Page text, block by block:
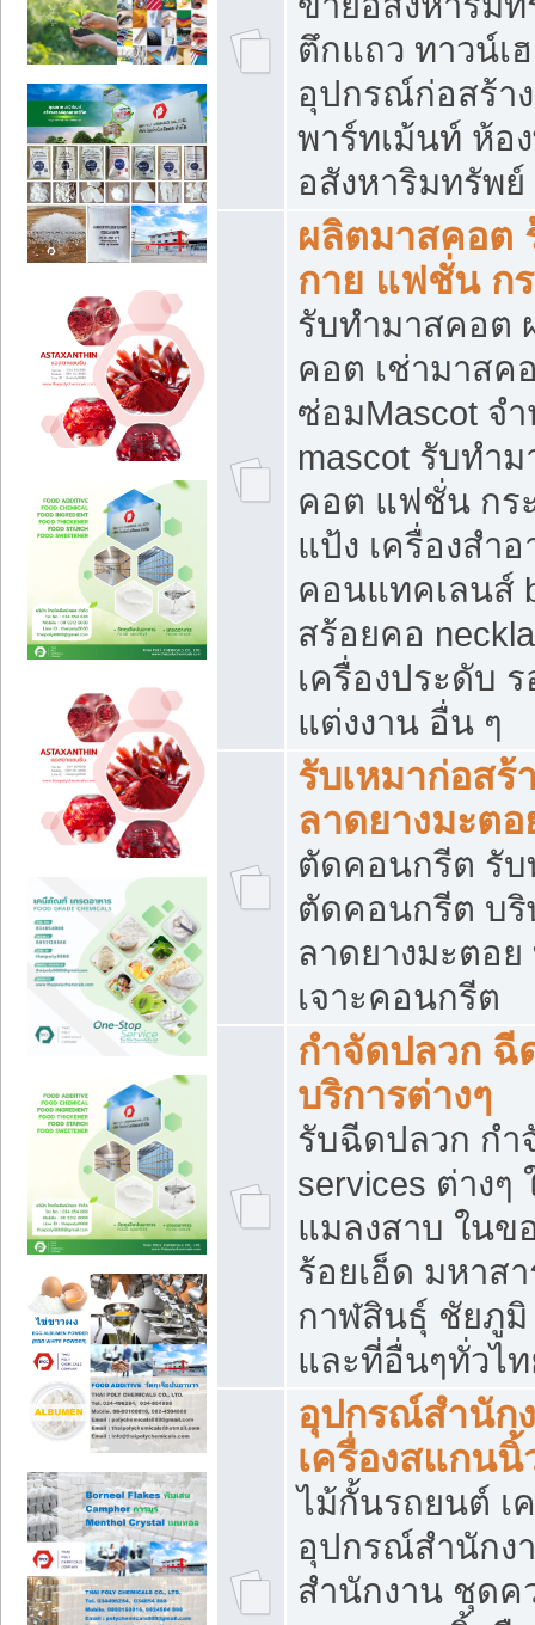
ตึกแถว ทาวน์เ
อุปกรณ์ก่อสร้า
พาร์ทเม้นท์ ห้อ
อสังหาริมทรัพ
ผลิตมาสคอต
กาย แฟชั่น กร
รับทำมาสคอต
คอต เช่ามาสค
ซ่อมMascot จ
mascot รับทำ
คอต แฟชั่น กระ
แป้ง เครื่องสำ
คอนแทคเลนส์
สร้อยคอ
เครื่องประดับ ร
แต่งงาน อื่น ๆ
รับเหมาก่อส
ลาดยางมะต
ตัดคอนกรีต รับ
ตัดคอนกรีต บริ
ลาดยางมะตอ
เจาะคอนกรีต
กำจัดปลวก ฉี
บริการต่างๆ
รับฉีดปลวก กำ
services ต่าง
แมลงสาบ ใน
ร้อยเอ็ด มหาส
กาฬสินธุ์ ชัยภู
และที่อื่นๆทั่วไ
อุปกรณ์สำนัก
เครื่องสแกนนิ้
ไม้กั้นรถยนต์ เ
อุปกรณ์สำนักง
สำนักงาน ชุดค